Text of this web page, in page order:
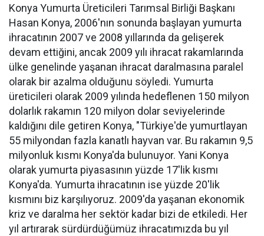
Konya Yumurta Üreticileri Tarımsal Birliği Başkanı
Hasan Konya, 2006'nın sonunda başlayan yumurta
ihracatının 2007 ve 2008 yıllarında da gelişerek
devam ettiğini, ancak 2009 yılı ihracat rakamlarında
ülke genelinde yaşanan ihracat daralmasına paralel
olarak bir azalma olduğunu söyledi. Yumurta
üreticileri olarak 2009 yılında hedeflenen 150 milyon
dolarlık rakamın 120 milyon dolar seviyelerinde
kaldığını dile getiren Konya, "Türkiye'de yumurtlayan
55 milyondan fazla kanatlı hayvan var. Bu rakamın 9,5
milyonluk kısmı Konya'da bulunuyor. Yani Konya
olarak yumurta piyasasının yüzde 17'lik kısmı
Konya'da. Yumurta ihracatının ise yüzde 20'lik
kısmını biz karşılıyoruz. 2009'da yaşanan ekonomik
kriz ve daralma her sektör kadar bizi de etkiledi. Her
yıl artırarak sürdürdüğümüz ihracatımızda bu yıl